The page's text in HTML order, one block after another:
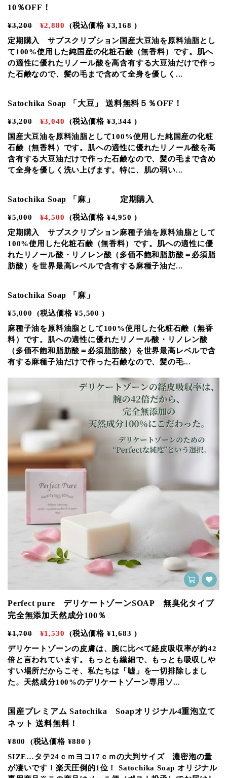
10％OFF！
¥3,200 ¥2,880 (税込価格 ¥3,168 )
定期購入 サブスクリプション国産大豆油を原料油脂とし
て100%使用した純国産の化粧石鹸（無香料）です。肌へ
の適性に優れたリノール酸を高含有する大豆油だけで作っ
た石鹸なので、髪の毛まで含めて全身を優しく...
Satochika Soap 「大豆」 送料無料５％OFF！
¥3,200 ¥3,040 (税込価格 ¥3,344 )
国産大豆油を原料油脂として100%使用した純国産の化粧
石鹸（無香料）です。肌への適性に優れたリノール酸を高
含有する大豆油だけで作った石鹸なので、髪の毛まで含め
て全身を優しく洗い上げます。特に、肌の弱い...
NEW
Satochika Soap 「麻」 定期購入
¥5,000 ¥4,500 (税込価格 ¥4,950 )
定期購入 サブスクリプション麻種子油を原料油脂として
100%使用した化粧石鹸（無香料）です。肌への適性に優
れたリノール酸・リノレン酸（多価不飽和脂肪酸＝必須脂
肪酸）を世界最高レベルで含有する麻種子油だ...
Satochika Soap 「麻」
¥5,000 (税込価格 ¥5,500 )
麻種子油を原料油脂として100%使用した化粧石鹸（無香
料）です。肌への適性に優れたリノール酸・リノレン酸
（多価不飽和脂肪酸＝必須脂肪酸）を世界最高レベルで含
有する麻種子油だけで作った石鹸なので、髪の毛...
Perfect pure デリケートゾーンSOAP 無臭化タイプ
完全無添加天然成分100％
¥1,700 ¥1,530 (税込価格 ¥1,683 )
デリケートゾーンの皮膚は、腕に比べて経皮吸収率が約42
倍と言われています。もっとも繊細で、もっとも吸収しや
すい場所だからこそ、私たちは「嘘」を一切排除しまし
た。天然成分100%のデリケートゾーン専用ソ...
国産プレミアム Satochika Soapオリジナル4重泡立て
ネット 送料無料！
¥800 (税込価格 ¥880 )
SIZE…タテ24ｃｍヨコ17ｃｍの大判サイズ 濃密泡の量
が凄いです！楽天圧倒的1位！ Satochika Soap オリジナル